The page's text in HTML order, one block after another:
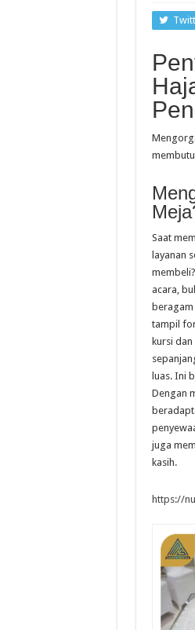
Saat
layanan
acara,
beragam
tampil
kursi
luas. Ini
Dengan
juga
kasih.
https://